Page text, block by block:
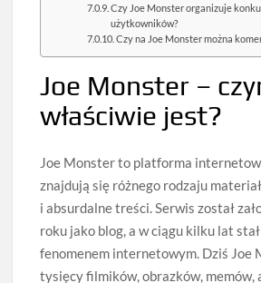
Czy Joe Monster organizuje
użytkowników?
Czy na Joe Monster można
Joe Monster –
właściwie jest?
Joe Monster to platforma
znajdują się różnego rodzaju
i absurdalne treści. Serwis został
roku jako blog, a w ciągu kilku lat
fenomenem internetowym. Dziś Joe
tysięcy filmików, obrazków, memów,